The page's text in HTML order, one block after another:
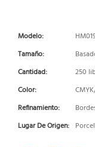
Modelo:
Tamaño:
Cantidad:
250
Color:
Refinamiento:
Lugar De Origen: